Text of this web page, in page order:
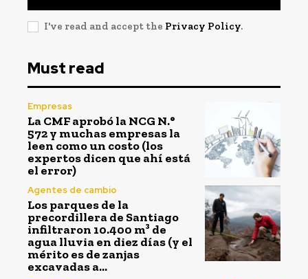
I've read and accept the Privacy Policy.
Must read
Empresas
La CMF aprobó la NCG N.°
572 y muchas empresas la
leen como un costo (los
expertos dicen que ahí está
el error)
Agentes de cambio
Los parques de la
precordillera de Santiago
infiltraron 10.400 m³ de
agua lluvia en diez días (y el
mérito es de zanjas
excavadas a...